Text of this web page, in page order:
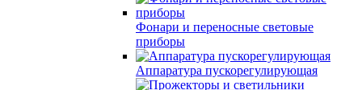
Фонари и переносные световые
приборы
Аппаратура пускорегулирующая